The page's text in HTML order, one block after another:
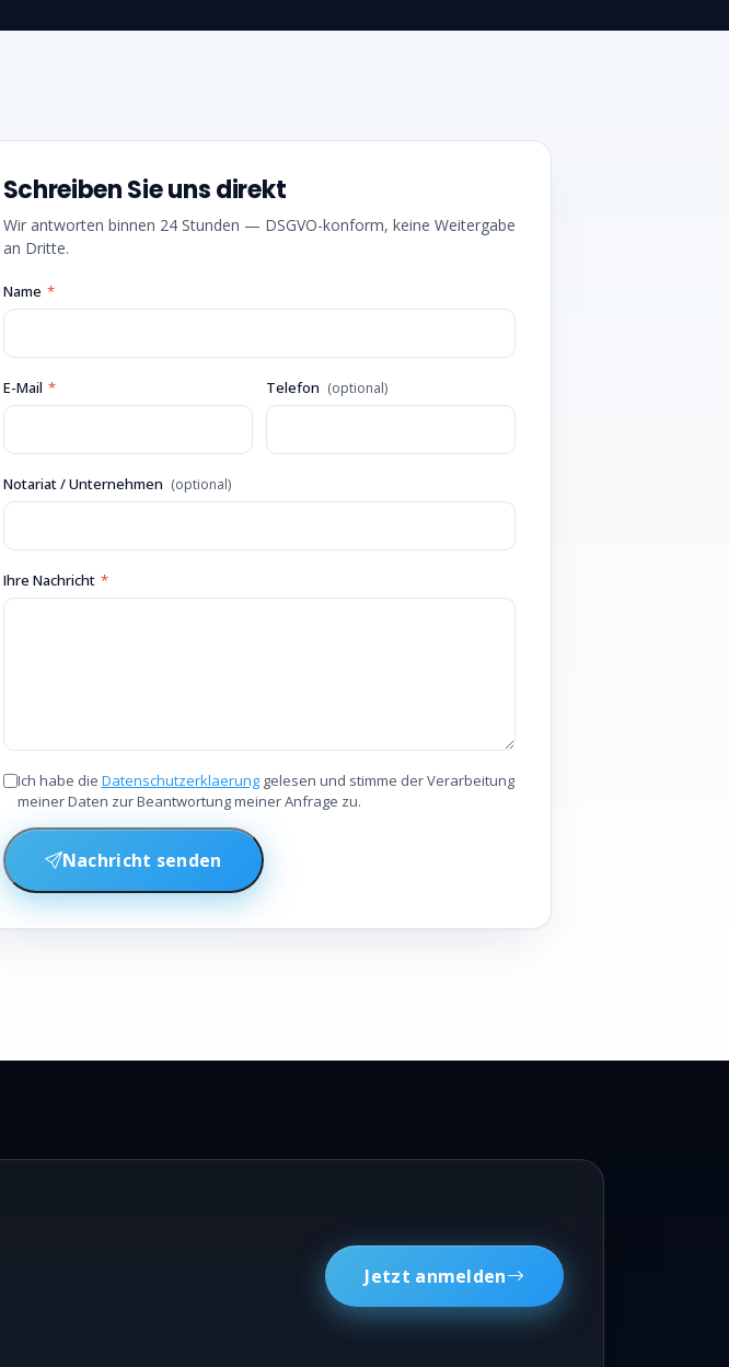
Schreiben Sie uns direkt
Wir antworten binnen 24 Stunden — DSGVO-konform, keine Weitergabe
an Dritte.
Name *
E-Mail * Telefon (optional)
Notariat / Unternehmen (optional)
Ihre Nachricht *
Ich habe die Datenschutzerklaerunggelesen und stimme der Verarbeitung
meiner Daten zur Beantwortung meiner Anfrage zu.
Nachricht senden
Jetzt anmelden